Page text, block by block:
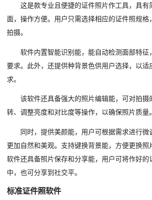
这是款专业且便捷的证件照片作工具，具有
面，操作方便。用户只需选择相应的证件照规格
拍摄。
软件内置智能识别能，能自动检测面部特征
要求。此外，还提供种背景色供用户选择，以适
求。
该软件还具备强大的照片编辑能，可对拍摄
转、调整亮度和对比度等操作，以确保照片质量。
同时，提供美颜能，用户可根据需求进行微
更加自然和美观。支持键换背景能，方便更换照
软件还具备照片保存和分享能，用户可将作好的
中，也可分享到社交平。
标准证件照软件